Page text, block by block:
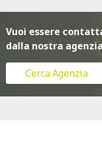
Vuoi essere
dalla nostra
Cerca Agenzia